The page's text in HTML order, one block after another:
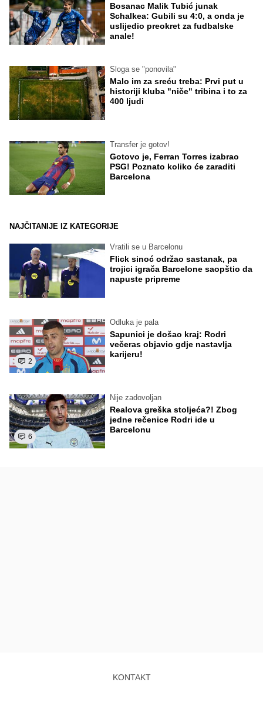
Bosanac Malik Tubić junak
Schalkea: Gubili su 4:0, a onda je
uslijedio preokret za fudbalske
anale!
Sloga se "ponovila"
Malo im za sreću treba: Prvi put u
historiji kluba "niče" tribina i to za
400 ljudi
Transfer je gotov!
Gotovo je, Ferran Torres izabrao
PSG! Poznato koliko će zaraditi
Barcelona
NAJČITANIJE IZ KATEGORIJE
Vratili se u Barcelonu
Flick sinoć održao sastanak, pa
trojici igrača Barcelone saopštio da
napuste pripreme
2
Odluka je pala
Sapunici je došao kraj: Rodri
večeras objavio gdje nastavlja
karijeru!
6
Nije zadovoljan
Realova greška stoljeća?! Zbog
jedne rečenice Rodri ide u
Barcelonu
KONTAKT